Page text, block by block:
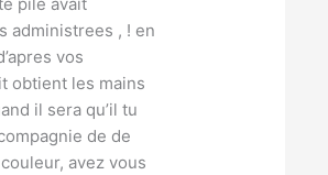
administrees , ! en
vos
obtient les mains
il sera qu’il tu
de de
avez vous